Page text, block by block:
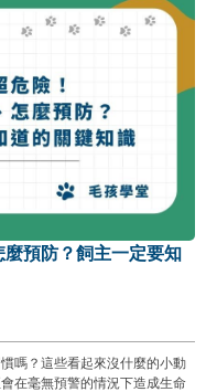
預防？飼主一定要知
嗎？這些看起來沒什麼的小動
在毫無預警的情況下造成生命